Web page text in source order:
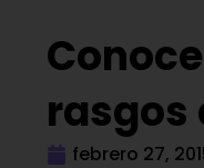
rasgos
febrero 27,